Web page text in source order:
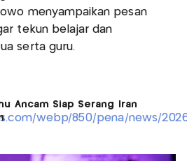
menyampaikan pesan
tekun belajar dan
serta guru.
Ancam Siap Serang Iran